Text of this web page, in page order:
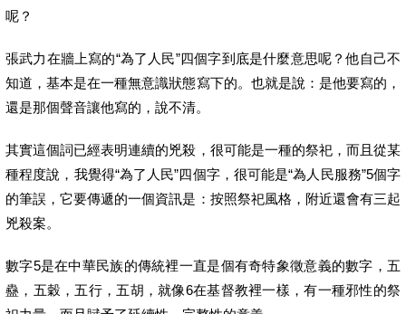
呢？
張武力在牆上寫的“為了人民”四個字到底是什麼意思呢？他自己不
知道，基本是在一種無意識狀態寫下的。也就是說：是他要寫的，
還是那個聲音讓他寫的，說不清。
其實這個詞已經表明連續的兇殺，很可能是一種的祭祀，而且從某
種程度說，我覺得“為了人民”四個字，很可能是“為人民服務”5個字
的筆誤，它要傳遞的一個資訊是：按照祭祀風格，附近還會有三起
兇殺案。
數字5是在中華民族的傳統裡一直是個有奇特象徵意義的數字，五
蠱，五穀，五行，五胡，就像6在基督教裡一樣，有一種邪性的祭